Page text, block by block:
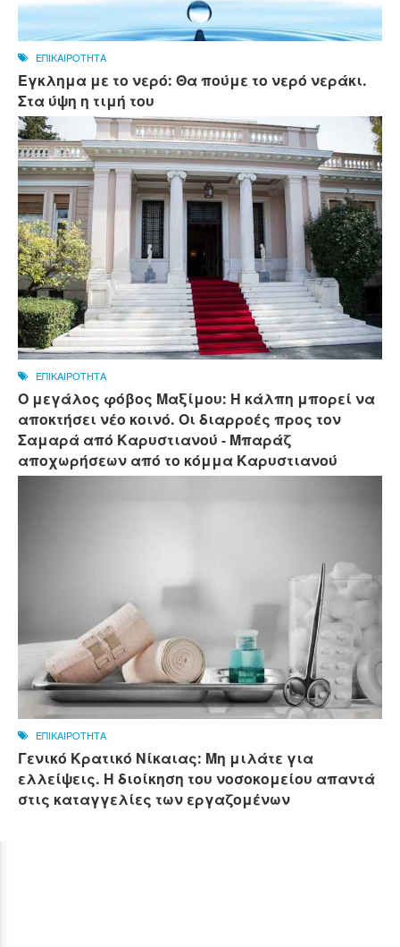
ΕΠΙΚΑΙΡΟΤΗΤΑ
Εγκλημα με το νερό: Θα πούμε το νερό νεράκι.
Στα ύψη η τιμή του
ΕΠΙΚΑΙΡΟΤΗΤΑ
Ο μεγάλος φόβος Μαξίμου: Η κάλπη μπορεί να
αποκτήσει νέο κοινό. Οι διαρροές προς τον
Σαμαρά από Καρυστιανού - Μπαράζ
αποχωρήσεων από το κόμμα Καρυστιανού
ΕΠΙΚΑΙΡΟΤΗΤΑ
Γενικό Κρατικό Νίκαιας: Μη μιλάτε για
ελλείψεις. Η διοίκηση του νοσοκομείου απαντά
στις καταγγελίες των εργαζομένων